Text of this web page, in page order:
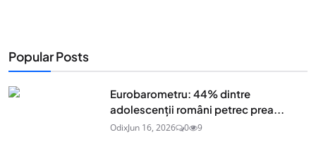
Popular Posts
Eurobarometru: 44% dintre
adolescenţii români petrec prea...
OdixJun 16, 2026 0 9